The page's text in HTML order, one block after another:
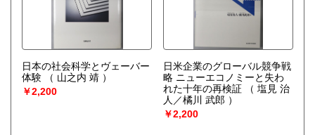
日本の社会科学とヴェーバー
体験
（ 山之内 靖 ）
￥2,200
日米企業のグローバル競争戦
略 ニューエコノミーと失わ
れた十年の再検証
（ 塩見 治
人／橘川 武郎 ）
￥2,200